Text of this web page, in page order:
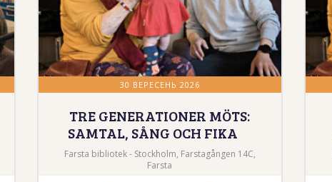
30 ВЕРЕСЕНЬ 2026
TRE GENERATIONER MÖTS:
SAMTAL, SÅNG OCH FIKA
Farsta bibliotek - Stockholm, Farstagången 14C,
Farsta